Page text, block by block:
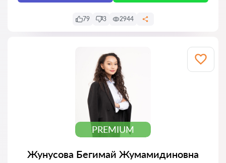
79 3 2944
PREMIUM
Жунусова Бегимай Жумамидиновна